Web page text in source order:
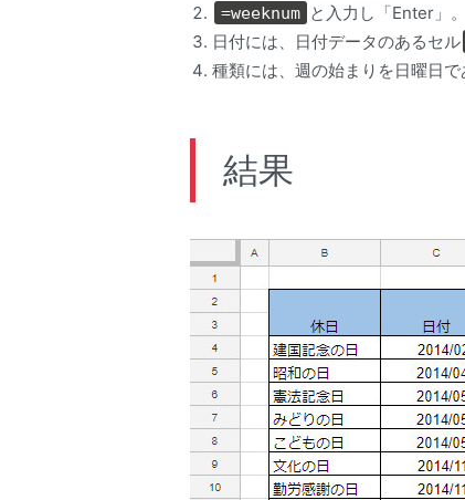
=weeknum と入力し「Enter」。
日付には、日付データのあるセル
種類には、週の始まりを日曜日で
結果